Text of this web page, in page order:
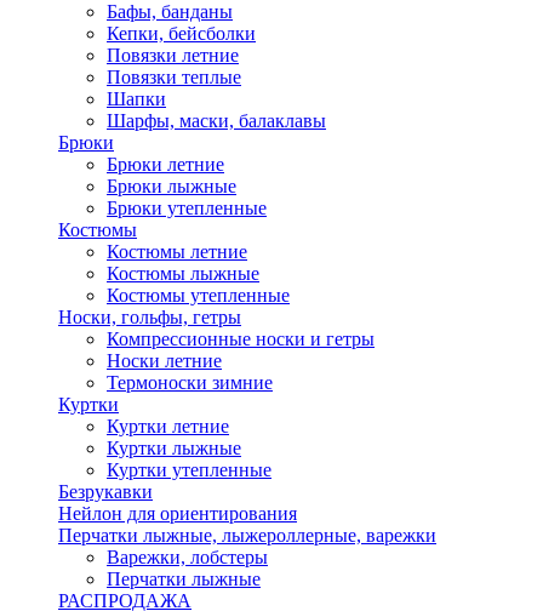
Бафы, банданы
Кепки, бейсболки
Повязки летние
Повязки теплые
Шапки
Шарфы, маски, балаклавы
Брюки
Брюки летние
Брюки лыжные
Брюки утепленные
Костюмы
Костюмы летние
Костюмы лыжные
Костюмы утепленные
Носки, гольфы, гетры
Компрессионные носки и гетры
Носки летние
Термоноски зимние
Куртки
Куртки летние
Куртки лыжные
Куртки утепленные
Безрукавки
Нейлон для ориентирования
Перчатки лыжные, лыжероллерные, варежки
Варежки, лобстеры
Перчатки лыжные
РАСПРОДАЖА